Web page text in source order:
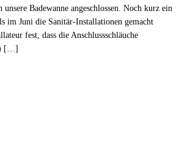
Badewanne angeschlossen. Noch kurz ein
im Juni die Sanitär-Installationen gemacht
fest, dass die Anschlussschläuche
[…]